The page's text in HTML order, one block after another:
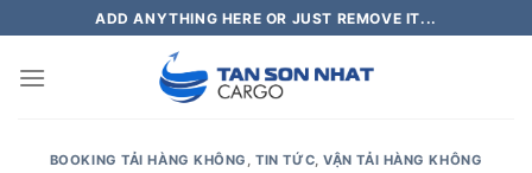
to
content
ADD ANYTHING HERE OR JUST REMOVE IT...
BOOKING TẢI HÀNG KHÔNG ,TIN TỨC,VẬN TẢI HÀNG KHÔNG